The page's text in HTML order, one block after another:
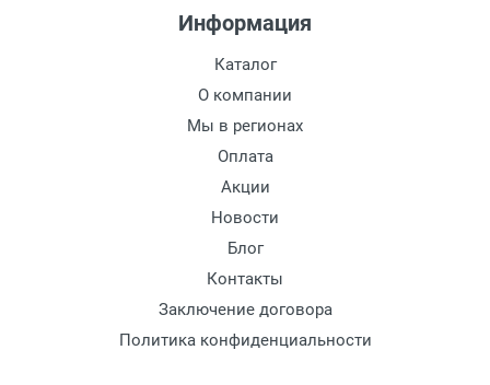
дополнительных расходов за хранение
Доставляем товар по Москве компанией
Сдэк до ближайшего к вам пункта
Доставка транспортными компаниями по
преимущественно по России.
Мы сотрудничаем с различными
Информация
Каталог
О компании
Мы в регионах
Оплата
Акции
Новости
Блог
Контакты
Заключение договора
Политика конфиденциальности